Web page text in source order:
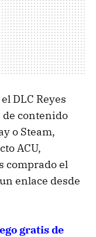
DLC Reyes
de contenido
o Steam,
ACU,
comprado el
enlace desde
gratis de